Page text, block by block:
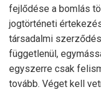
fejlődése a bomlás
jogtörténeti
társadalmi
függetlenül,
egyszerre csak
tovább. Véget kell